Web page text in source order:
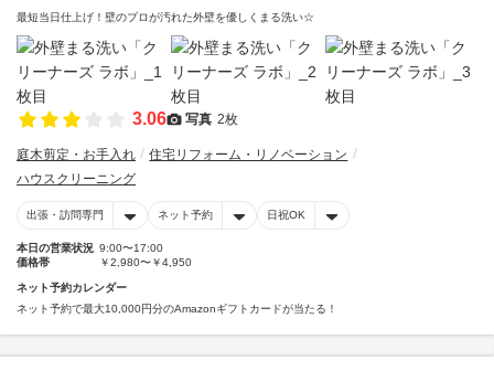
最短当日仕上げ！壁のプロが汚れた外壁を優しくまる洗い☆
3.06 写真 2枚
庭木剪定・お手入れ
住宅リフォーム・リノベーション
ハウスクリーニング
出張・訪問専門 ネット予約 日祝OK
本日の営業状況 9:00〜17:00
価格帯
￥2,980〜￥4,950
ネット予約カレンダー
ネット予約で最大10,000円分のAmazonギフトカードが当たる！